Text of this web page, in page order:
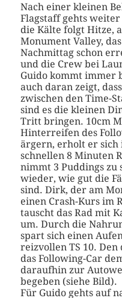
Nach einer kleinen
Flagstaff gehts weiter
die Kälte folgt Hitze,
Monument Valley,
Nachmittag schon
und die Crew bei
Guido kommt immer
auch daran zeigt,
zwischen den Time-
sind es die kleinen
Tritt bringen. 10cm
Hinterreifen des
ärgern, erholt er
schnellen 8 Minuten
nimmt 3 Puddings zu
wieder, wie gut die
sind. Dirk, der am
einen Crash-Kurs im
tauscht das Rad mit
um. Durch die
spart sich einen
reizvollen TS 10.
das Following-Car
daraufhin zur
begeben (siehe Bild).
Für Guido gehts auf